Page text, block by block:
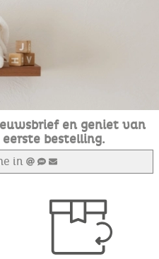
en geniet van
bestelling.
in